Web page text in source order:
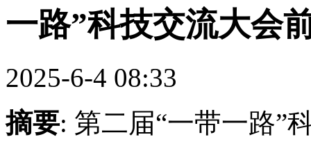
一路”科技交流大会
2025-6-4 08:33
摘要: 第二届“一带一路”